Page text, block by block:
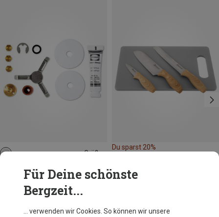
Größen
Service-Kit OmniFuel/MultiFuel EX
Du sparst 20%
Für Deine schönste
Bergzeit...
… verwenden wir Cookies. So können wir unsere